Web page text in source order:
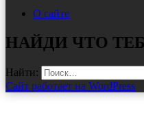
О сайте
НАЙДИ ЧТО
Найти:
Сайт работает на WordPress